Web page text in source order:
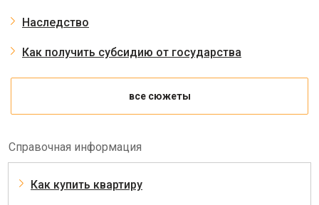
Наследство
Как получить субсидию от государства
все сюжеты
Справочная информация
Как купить квартиру